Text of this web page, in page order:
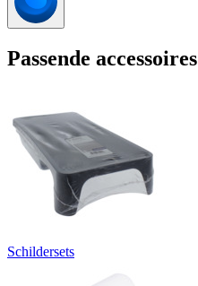
Passende accessoires
Schildersets